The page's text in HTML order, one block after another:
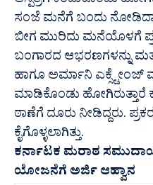
ಸಂಜೆ ಮನೆಗೆ ಬಂದು
ಬೀಗ ಮುರಿದು ಮನೆಯೊಳಗೆ
ಬಂಗಾರದ ಆಭರಣಗಳನ್ನು
ಹಾಗೂ ಅರ್ಮಾನಿ ಎಕ್ಸ್ಚೇಂಜ್
ಮಾಡಿಕೊಂಡು ಹೋಗಿರುತ್ತಾರೆ
ಠಾಣೆಗೆ ದೂರು ನೀಡಿದ್ದರು.
ಕೈಗೊಳ್ಳಲಾಗಿತ್ತು.
ಕರ್ನಾಟಕ ಮರಾಠ
ಯೋಜನೆಗೆ ಅರ್ಜಿ ಆಹ್ವಾನ